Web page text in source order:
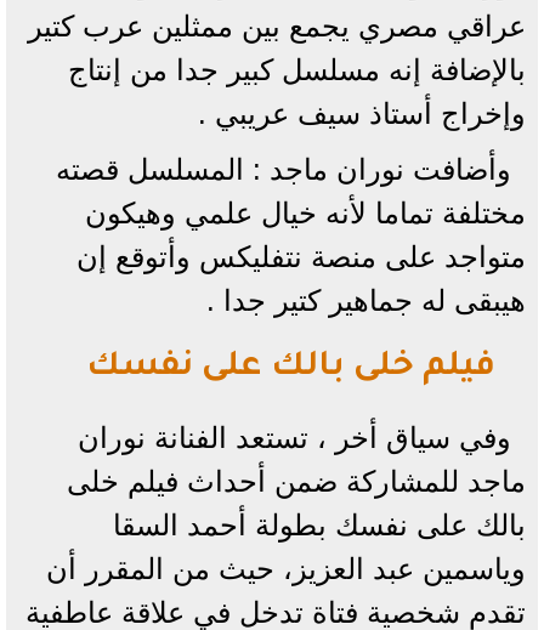
عراقي مصري يجمع بين ممثلين عرب كتير
بالإضافة إنه مسلسل كبير جدا من إنتاج
وإخراج أستاذ سيف عريبي .
وأضافت نوران ماجد : المسلسل قصته
مختلفة تماما لأنه خيال علمي وهيكون
متواجد على منصة نتفليكس وأتوقع إن
هيبقى له جماهير كتير جدا .
فيلم خلى بالك على نفسك
وفي سياق أخر ، تستعد الفنانة نوران
ماجد للمشاركة ضمن أحداث فيلم خلى
بالك على نفسك بطولة أحمد السقا
وياسمين عبد العزيز، حيث من المقرر أن
تقدم شخصية فتاة تدخل في علاقة عاطفية